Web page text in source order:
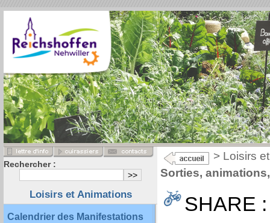
> Loisirs
Sorties,
SHARE
Rechercher :
Loisirs et Animations
Calendrier des Manifestations